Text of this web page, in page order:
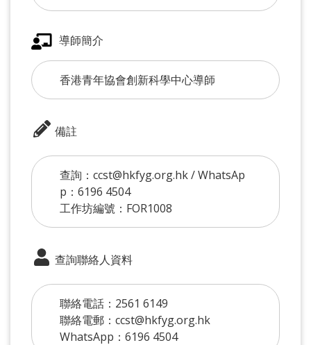
導師簡介
香港青年協會創新科學中心導師
備註
查詢：ccst@hkfyg.org.hk / WhatsAp
p：6196 4504
工作坊編號：FOR1008
查詢聯絡人資料
聯絡電話：2561 6149
聯絡電郵：ccst@hkfyg.org.hk
WhatsApp：6196 4504